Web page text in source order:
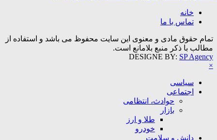
خانه
تماس با ما
تمام حقوق مادی و معنوی این سایت محفوظ می باشد و استفاده از
مطالب با ذکر منبع بلامانع است.
DESIGNE BY: SP Agency
×
سیاسی
اجتماعی
حوادث، انتظامی
بازار
طلا و ارز
خودرو
دانش و سلامت